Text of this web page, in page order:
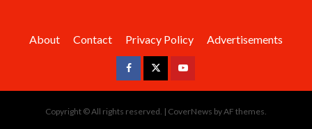
About Contact Privacy Policy Advertisements
FacebookTwitterYoutube
Copyright © All rights reserved. | CoverNews by AF themes.